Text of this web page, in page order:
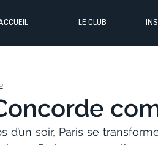
LE CLUB
d’un soir, Paris se